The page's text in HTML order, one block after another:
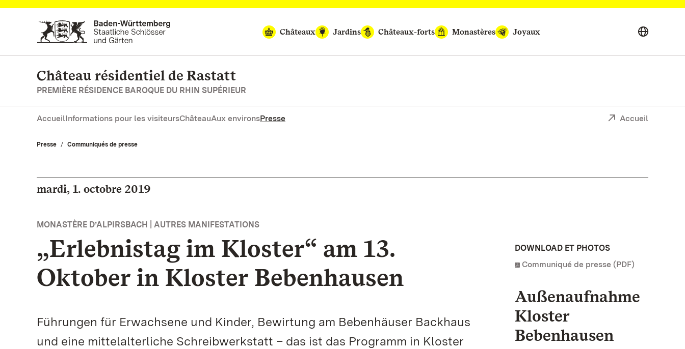
Vers la page d’accueil
Châteaux
Jardins Châteaux-forts Monastères Joyaux
Château résidentiel de Rastatt
PREMIÈRE RÉSIDENCE BAROQUE DU RHIN SUPÉRIEUR
AccueilInformations pour les visiteursChâteauAux environsPresse Accueil
Presse Communiqués de presse
mardi, 1. octobre 2019
MONASTÈRE D’ALPIRSBACH | AUTRES MANIFESTATIONS
„Erlebnistag im Kloster“ am 13.
Oktober in Kloster Bebenhausen
Führungen für Erwachsene und Kinder, Bewirtung am Bebenhäuser Backhaus
und eine mittelalterliche Schreibwerkstatt – das ist das Programm in Kloster
DOWNLOAD ET PHOTOS
Communiqué de presse (PDF)
Außenaufnahme
Kloster
Bebenhausen